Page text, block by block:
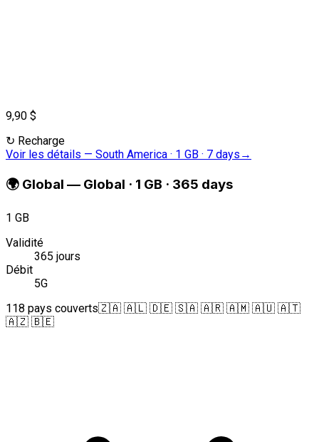
9,90 $
↻ Recharge
Voir les détails — South America · 1 GB · 7 days →
🌍 Global — Global · 1 GB · 365 days
1 GB
Validité
365 jours
Débit
5G
118 pays couverts🇿🇦 🇦🇱 🇩🇪 🇸🇦 🇦🇷 🇦🇲 🇦🇺 🇦🇹
🇦🇿 🇧🇪